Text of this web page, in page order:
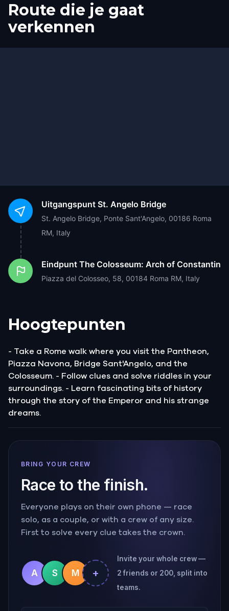
Route die je gaat
verkennen
Start
Finish
Uitgangspunt St. Angelo Bridge
St. Angelo Bridge, Ponte Sant'Angelo, 00186 Roma
RM, Italy
Eindpunt The Colosseum: Arch of Constantin
Piazza del Colosseo, 58, 00184 Roma RM, Italy
Hoogtepunten
- Take a Rome walk where you visit the Pantheon,
Piazza Navona, Bridge Sant'Angelo, and the
Colosseum. - Follow clues and solve riddles in your
surroundings. - Learn fascinating bits of history
through the story of the Emperor and his strange
dreams.
BRING YOUR CREW
Race to the finish.
Everyone plays on their own phone — race
solo, as a couple, or with a crew of any size.
First to solve every clue takes the crown.
A S M +
Invite your whole crew —
2 friends or 200, split into
teams.